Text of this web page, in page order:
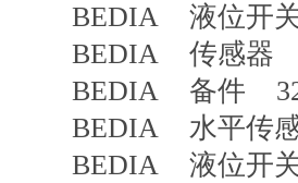
BEDIA 液位开
BEDIA 传感器
BEDIA 备件
BEDIA 水平传
BEDIA 液位开关